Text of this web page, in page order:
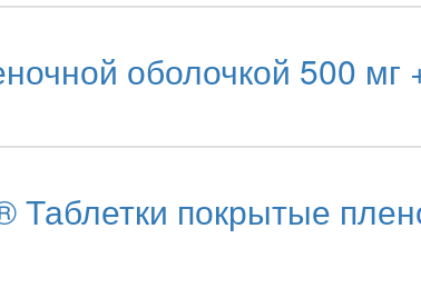
оболочкой 500
покрытые